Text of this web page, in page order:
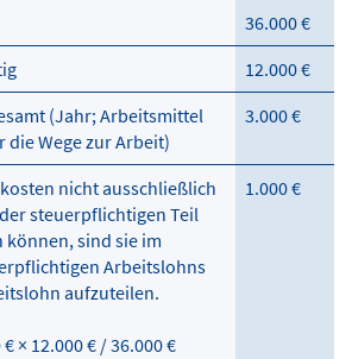
36.000 €
12.000 €
(Jahr; Arbeitsmittel
Wege zur Arbeit)
3.000 €
nicht ausschließlich
steuerpflichtigen Teil
sind sie im
Arbeitslohns
aufzuteilen.
× 12.000 € / 36.000 €
1.000 €